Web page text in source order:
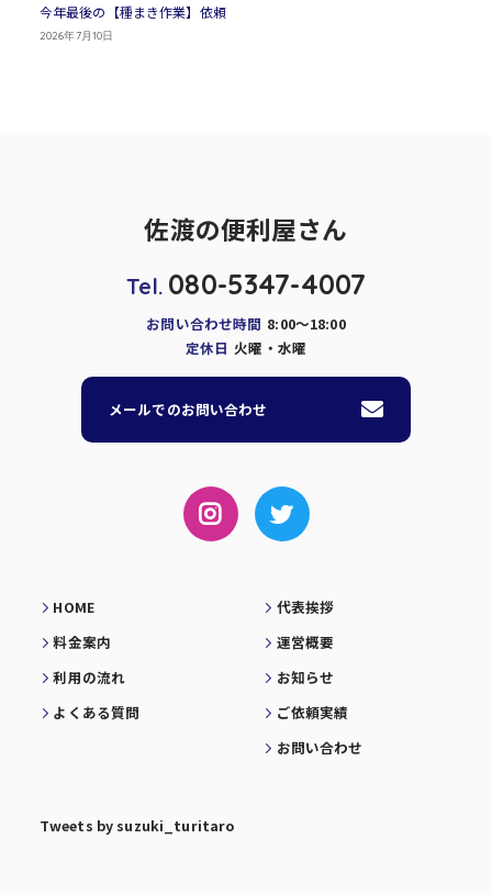
今年最後の【種まき作業】依頼
2026年7月10日
佐渡の便利屋さん
Tel. 080-5347-4007
お問い合わせ時間 8:00～18:00
定休日 火曜・水曜
メールでのお問い合わせ
HOME
料金案内
利用の流れ
よくある質問
代表挨拶
運営概要
お知らせ
ご依頼実績
お問い合わせ
Tweets by suzuki_turitaro